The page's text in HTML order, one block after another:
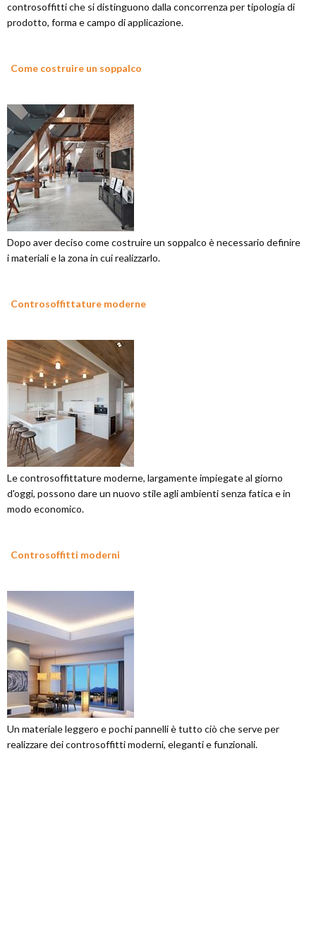
controsoffitti che si distinguono dalla concorrenza per tipologia di
prodotto, forma e campo di applicazione.
Come costruire un soppalco
Dopo aver deciso come costruire un soppalco è necessario definire
i materiali e la zona in cui realizzarlo.
Controsoffittature moderne
Le controsoffittature moderne, largamente impiegate al giorno
d'oggi, possono dare un nuovo stile agli ambienti senza fatica e in
modo economico.
Controsoffitti moderni
Un materiale leggero e pochi pannelli è tutto ciò che serve per
realizzare dei controsoffitti moderni, eleganti e funzionali.